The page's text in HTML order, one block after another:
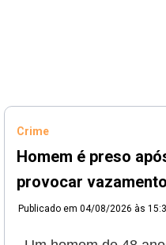
Crime
Homem é preso
provocar
Publicado em 04/08/2026 às